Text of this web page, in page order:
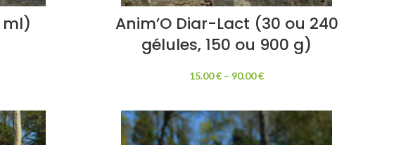
ml)
Anim’O Diar-Lact (30 ou 240
gélules, 150 ou 900 g)
15.00€ – 90.00€